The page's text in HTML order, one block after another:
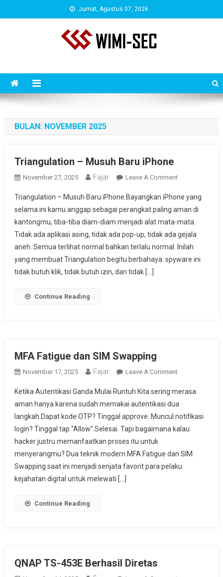
to
Jumat, Agustus 07, 2026
BULAN: NOVEMBER 2025
Triangulation – Musuh Baru iPhone
November 27, 2025 Fajar Leave A CommentOn
–
Musuh
Baru
IPhone
Triangulation – Musuh Baru iPhone.Bayangkan iPhone yang
selama ini kamu anggap sebagai perangkat paling aman di
kantongmu, tiba-tiba diam-diam menjadi alat mata-mata.
Tidak ada aplikasi asing, tidak ada pop-up, tidak ada gejala
aneh. Semua terlihat normal bahkan terlalu normal. Inilah
yang membuat Triangulation begitu berbahaya: spyware ini
tidak butuh klik, tidak butuh izin, dan tidak […]
Continue Reading
MFA Fatigue dan SIM Swapping
November 17, 2025 Fajar Leave A CommentOn
Fatigue
Dan
SIM
Swapping
Ketika Autentikasi Ganda Mulai Runtuh Kita sering merasa
aman hanya karena sudah memakai autentikasi dua
langkah.Dapat kode OTP? Tinggal approve. Muncul notifikasi
login? Tinggal tap “Allow”.Selesai. Tapi bagaimana kalau
hacker justru memanfaatkan proses itu untuk
menyerangmu? Dua teknik modern MFA Fatigue dan SIM
Swapping saat ini menjadi senjata favorit para pelaku
kejahatan digital untuk melewati […]
Continue Reading
QNAP TS-453E Berhasil Diretas